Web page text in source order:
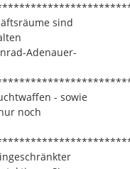
sind
Adenauer-
- sowie
noch